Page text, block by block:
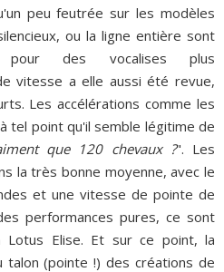
peu feutrée sur les modèles
ou la ligne entière sont
pour des vocalises plus
vitesse a elle aussi été revue,
Les accélérations comme les
tel point qu'il semble légitime de
que 120 chevaux ?". Les
la très bonne moyenne, avec le
et une vitesse de pointe de
performances pures, ce sont
Lotus Elise. Et sur ce point, la
talon (pointe !) des créations de